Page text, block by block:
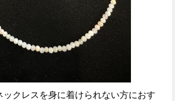
クレスを身に着けられない方におす